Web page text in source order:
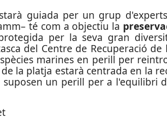
guiada per un grup
té com a objectiu la
per la seva gran
del Centre de Recuperació de
marines en perill per
la platja estarà centrada en la
suposen un perill per a l'equilibri